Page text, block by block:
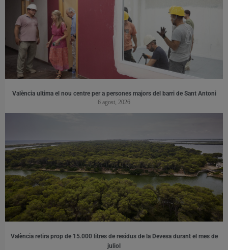
València ultima el nou centre per a persones majors del barri de Sant Antoni
6 agost, 2026
València retira prop de 15.000 litres de residus de la Devesa durant el mes de
juliol